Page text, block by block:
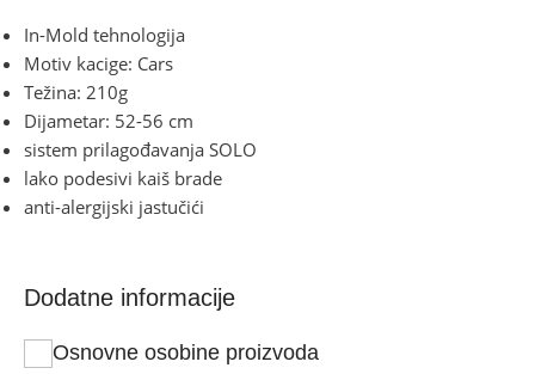
In-Mold tehnologija
Motiv kacige: Cars
Težina: 210g
Dijametar: 52-56 cm
sistem prilagođavanja SOLO
lako podesivi kaiš brade
anti-alergijski jastučići
Dodatne informacije
Osnovne osobine proizvoda